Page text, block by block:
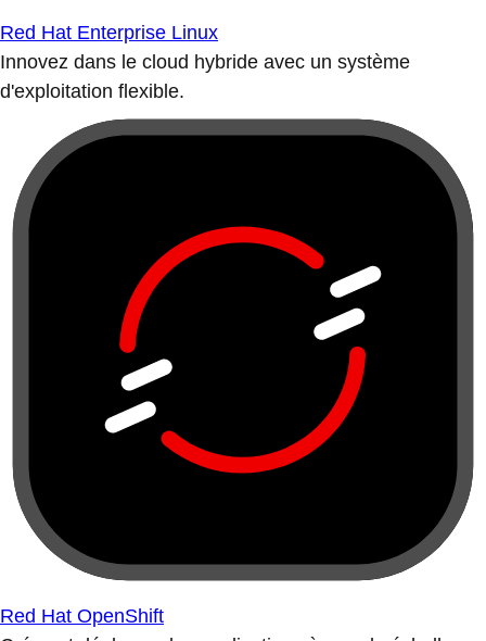
Red Hat Enterprise Linux
Innovez dans le cloud hybride avec un système
d'exploitation flexible.
Red Hat OpenShift